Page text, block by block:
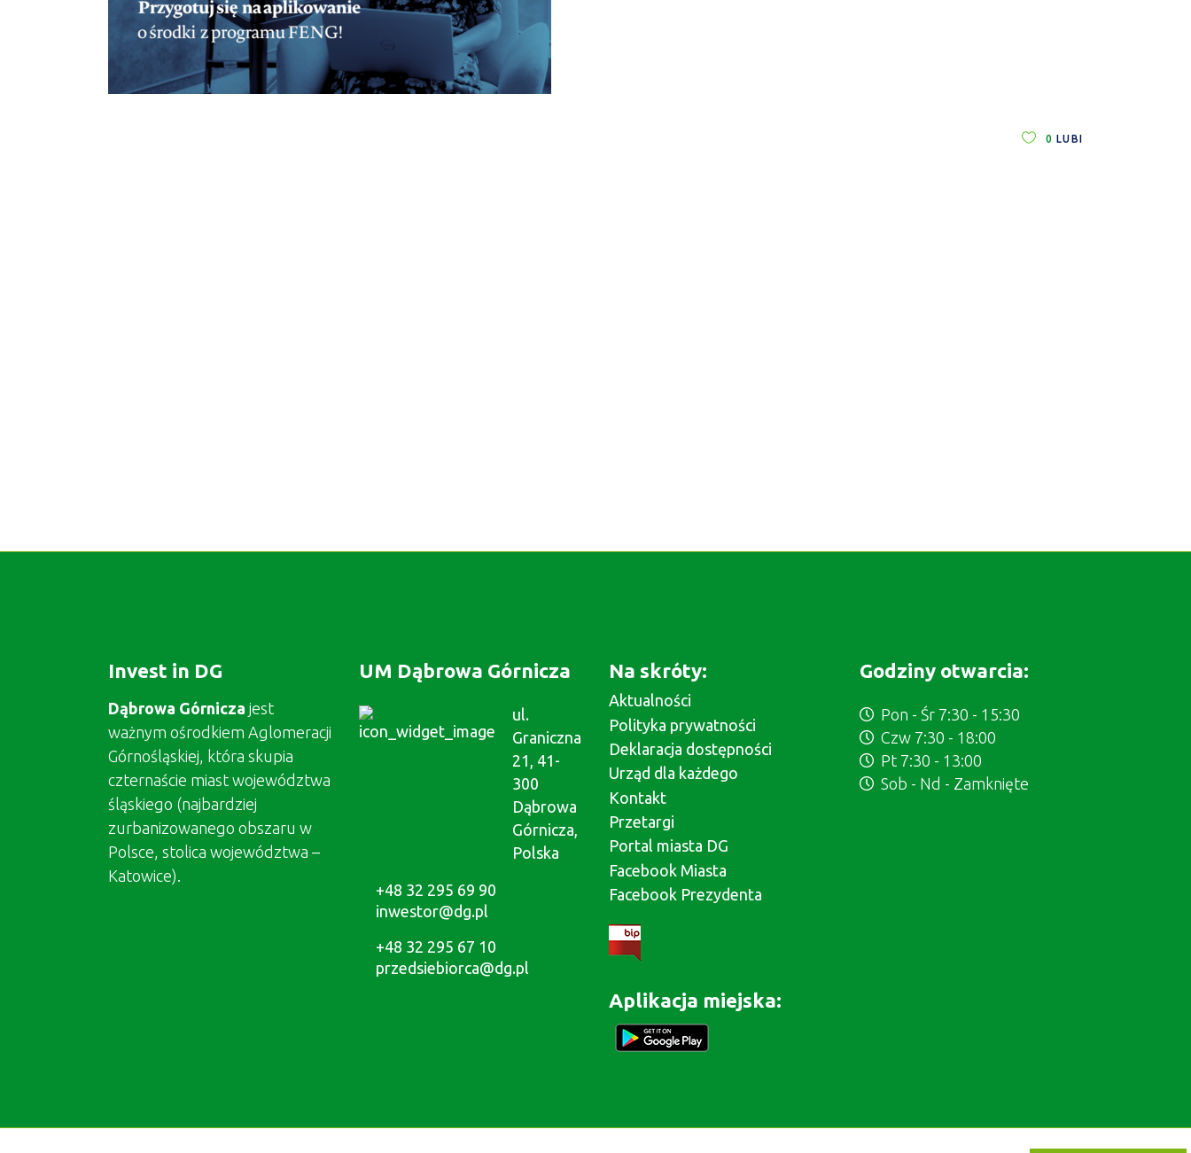
0 LUBI
Invest in DG
Dąbrowa Górnicza jest
ważnym ośrodkiem Aglomeracji
Górnośląskiej, która skupia
czternaście miast województwa
śląskiego (najbardziej
zurbanizowanego obszaru w
Polsce, stolica województwa –
Katowice).
UM Dąbrowa Górnicza
ul.
Graniczna
21, 41-
300
Dąbrowa
Górnicza,
Polska
+48 32 295 69 90
inwestor@dg.pl
+48 32 295 67 10
przedsiebiorca@dg.pl
Na skróty:
Aktualności
Polityka prywatności
Deklaracja dostępności
Urząd dla każdego
Kontakt
Przetargi
Portal miasta DG
Facebook Miasta
Facebook Prezydenta
Aplikacja miejska:
Godziny otwarcia:
Pon - Śr 7:30 - 15:30
Czw 7:30 - 18:00
Pt 7:30 - 13:00
Sob - Nd - Zamknięte